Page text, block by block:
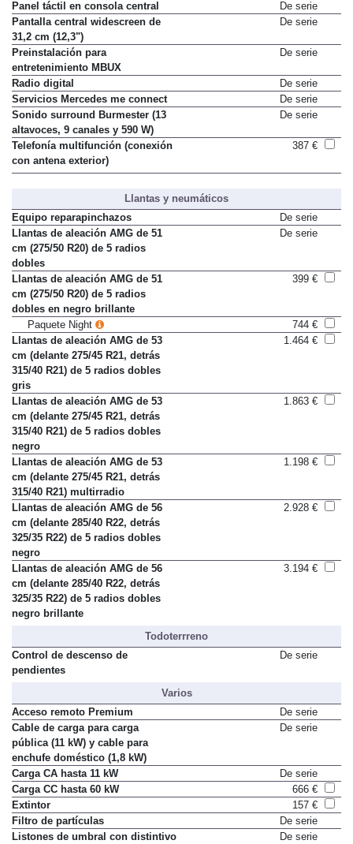
Panel táctil en consola central
De serie
Pantalla central widescreen de
31,2 cm (12,3")
De serie
Preinstalación para
entretenimiento MBUX
De serie
Radio digital
De serie
Servicios Mercedes me connect
De serie
Sonido surround Burmester (13
altavoces, 9 canales y 590 W)
De serie
Telefonía multifunción (conexión
con antena exterior)
387 €
Llantas y neumáticos
Equipo reparapinchazos
De serie
Llantas de aleación AMG de 51
cm (275/50 R20) de 5 radios
dobles
De serie
Llantas de aleación AMG de 51
cm (275/50 R20) de 5 radios
dobles en negro brillante
399 €
Paquete Night
744 €
Llantas de aleación AMG de 53
cm (delante 275/45 R21, detrás
315/40 R21) de 5 radios dobles
gris
1.464 €
Llantas de aleación AMG de 53
cm (delante 275/45 R21, detrás
315/40 R21) de 5 radios dobles
negro
1.863 €
Llantas de aleación AMG de 53
cm (delante 275/45 R21, detrás
315/40 R21) multirradio
1.198 €
Llantas de aleación AMG de 56
cm (delante 285/40 R22, detrás
325/35 R22) de 5 radios dobles
negro
2.928 €
Llantas de aleación AMG de 56
cm (delante 285/40 R22, detrás
325/35 R22) de 5 radios dobles
negro brillante
3.194 €
Todoterrreno
Control de descenso de
pendientes
De serie
Varios
Acceso remoto Premium
De serie
Cable de carga para carga
pública (11 kW) y cable para
enchufe doméstico (1,8 kW)
De serie
Carga CA hasta 11 kW
De serie
Carga CC hasta 60 kW
666 €
Extintor
157 €
Filtro de partículas
De serie
Listones de umbral con distintivo
De serie